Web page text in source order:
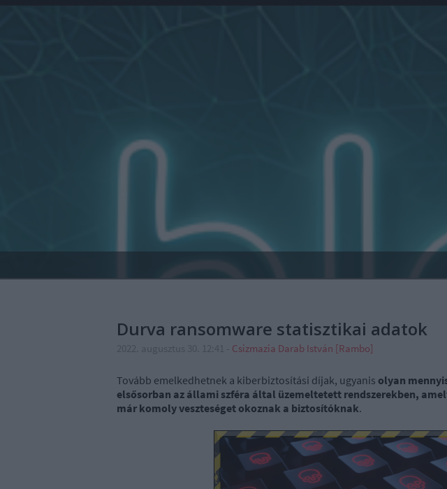
Durva ransomware statisztikai adatok
Csizmazia Darab István [Rambo]
Tovább emelkedhetnek a kiberbiztosítási díjak, ugyanis olyan
elsősorban az állami szféra által üzemeltetett rendszerekben,
már komoly veszteséget okoznak a biztosítóknak.